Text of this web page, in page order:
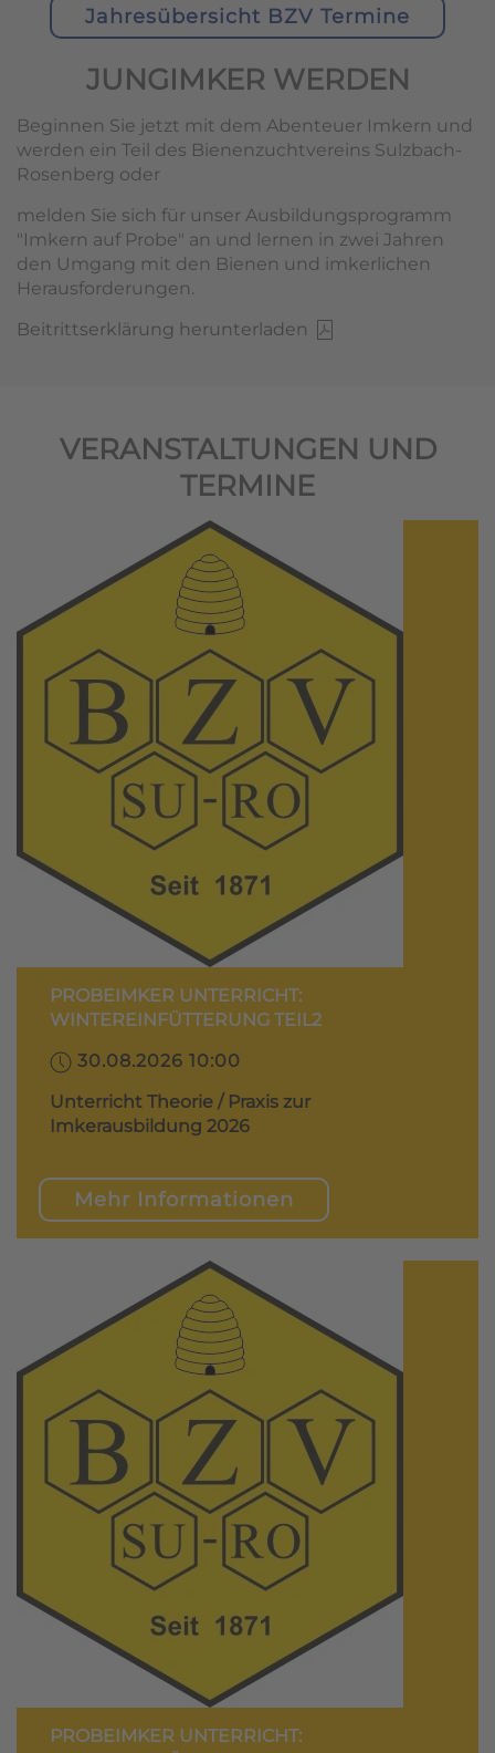
Jahresübersicht BZV Termine
JUNGIMKER WERDEN
Beginnen Sie jetzt mit dem Abenteuer Imkern und
werden ein Teil des Bienenzuchtvereins Sulzbach-
Rosenberg oder
melden Sie sich für unser Ausbildungsprogramm
"Imkern auf Probe" an und lernen in zwei Jahren
den Umgang mit den Bienen und imkerlichen
Herausforderungen.
Beitrittserklärung herunterladen
VERANSTALTUNGEN UND
TERMINE
PROBEIMKER UNTERRICHT:
WINTEREINFÜTTERUNG TEIL2
30.08.2026 10:00
Unterricht Theorie / Praxis zur
Imkerausbildung 2026
Mehr Informationen
PROBEIMKER UNTERRICHT: